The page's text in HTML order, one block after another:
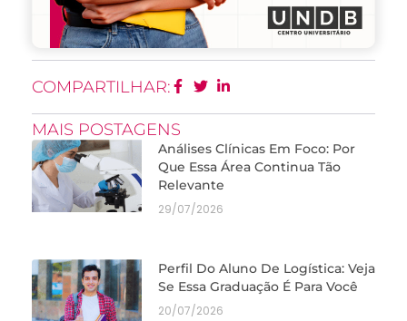
COMPARTILHAR:
MAIS POSTAGENS
Análises Clínicas Em Foco: Por
Que Essa Área Continua Tão
Relevante
29/07/2026
Perfil Do Aluno De Logística: Veja
Se Essa Graduação É Para Você
20/07/2026